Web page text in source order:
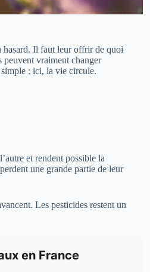
hasard. Il faut leur offrir de quoi
peuvent vraiment changer
: ici, la vie circule.
et rendent possible la
une grande partie de leur
Les pesticides restent un
en France